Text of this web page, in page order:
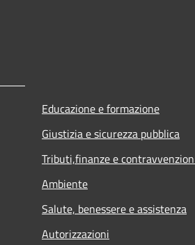
Educazione e formazione
Giustizia e sicurezza pubblica
Tributi,finanze e
Ambiente
Salute, benessere e assistenza
Autorizzazioni